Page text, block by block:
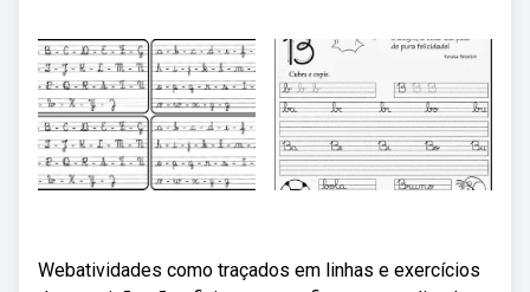
Webatividades como traçados em linhas e exercícios